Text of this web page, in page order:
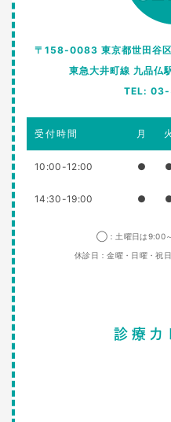
〒158-0083 東京都世田谷
東急大井町線 九品仏
TEL:
受付時間 月 火
10:00-12:00 ●
14:30-19:00 ●
◯：土曜日は9:00
休診日：金曜・日曜・祝
診療カ